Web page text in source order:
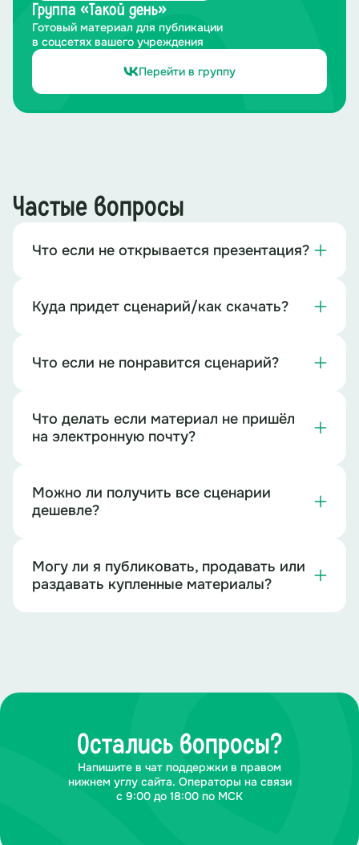
Группа «Такой день»
Готовый материал для публикации
в соцсетях вашего учреждения
Перейти в группу
Частые вопросы
Что если не открывается презентация?
Куда придет сценарий/как скачать?
Что если не понравится сценарий?
Что делать если материал не пришёл
на электронную почту?
Можно ли получить все сценарии
дешевле?
Могу ли я публиковать, продавать или
раздавать купленные материалы?
Остались вопросы?
Напишите в чат поддержки в правом
нижнем углу сайта. Операторы на связи
с 9:00 до 18:00 по МСК